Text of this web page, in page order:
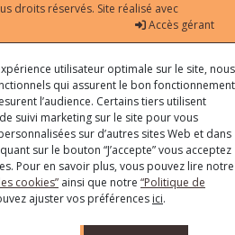
droits réservés. Site réalisé avec
Accès gérant
utilisateur optimale sur le site, nous
qui assurent le bon fonctionnement
l’audience. Certains tiers utilisent
suivi marketing sur le site pour vous
sur d’autres sites Web et dans
sur le bouton “J’accepte” vous acceptez
Pour en savoir plus, vous pouvez lire notre
cookies” ainsi que notre “Politique de
ajuster vos préférences ici.